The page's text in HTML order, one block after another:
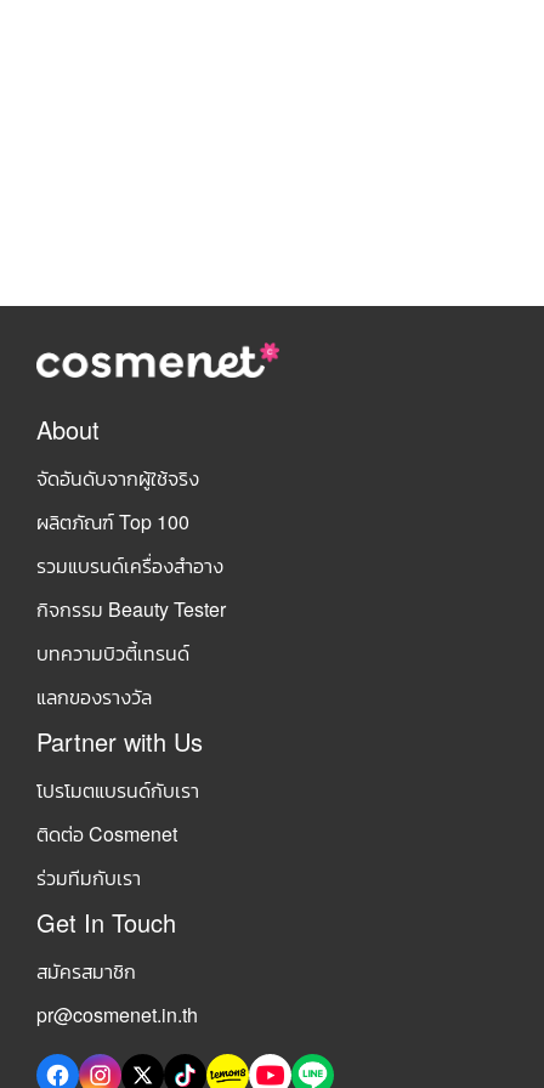
About
จัดอันดับจากผู้ใช้จริง
ผลิตภัณฑ์ Top 100
รวมแบรนด์เครื่องสำอาง
กิจกรรม Beauty Tester
บทความบิวตี้เทรนด์
แลกของรางวัล
Partner with Us
โปรโมตแบรนด์กับเรา
ติดต่อ Cosmenet
ร่วมทีมกับเรา
Get In Touch
สมัครสมาชิก
pr@cosmenet.in.th